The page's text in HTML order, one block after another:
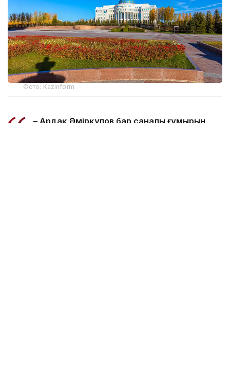
Фото: Kazinform
– Ардақ Әмірқұлов бар саналы ғұмырын